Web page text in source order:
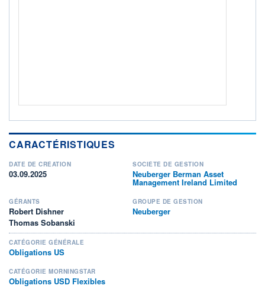
CARACTÉRISTIQUES
DATE DE CRÉATION
03.09.2025
SOCIÉTÉ DE GESTION
Neuberger Berman Asset
Management Ireland Limited
GÉRANTS
Robert Dishner
Thomas Sobanski
GROUPE DE GESTION
Neuberger
CATÉGORIE GÉNÉRALE
Obligations US
CATÉGORIE MORNINGSTAR
Obligations USD Flexibles